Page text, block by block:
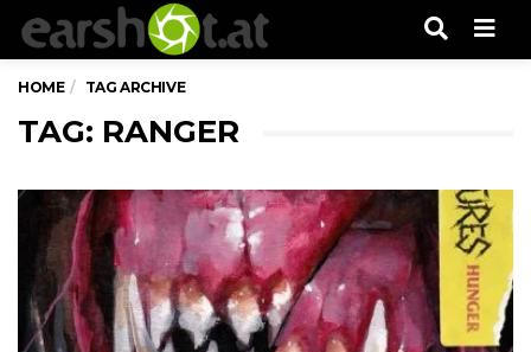
HOME TAG ARCHIVE
TAG: RANGER